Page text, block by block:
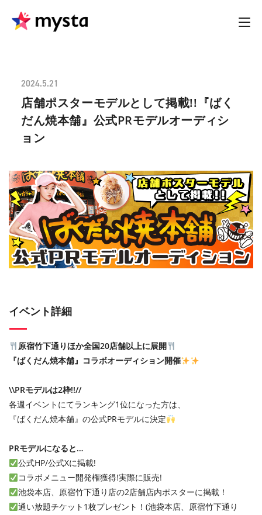
2024.5.21
店舗ポスターモデルとして掲載!!『ばく
だん焼本舗』公式PRモデルオーディシ
ョン
イベント詳細
原宿竹下通りほか全国20店舗以上に展開
『ばくだん焼本舗』コラボオーディション開催
\\PRモデルは2枠!!//
各週イベントにてランキング1位になった方は、
『ばくだん焼本舗』の公式PRモデルに決定
PRモデルになると…
公式HP/公式Xに掲載!
コラボメニュー開発権獲得!実際に販売!
池袋本店、原宿竹下通り店の2店舗店内ポスターに掲載！
通い放題チケット1枚プレゼント！(池袋本店、原宿竹下通り